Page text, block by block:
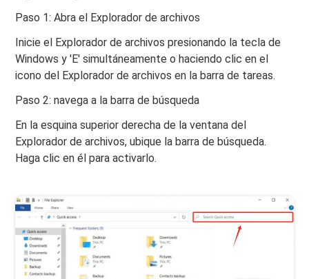
Paso 1: Abra el Explorador de archivos
Inicie el Explorador de archivos presionando la tecla de
Windows y 'E' simultáneamente o haciendo clic en el
icono del Explorador de archivos en la barra de tareas.
Paso 2: navega a la barra de búsqueda
En la esquina superior derecha de la ventana del
Explorador de archivos, ubique la barra de búsqueda.
Haga clic en él para activarlo.